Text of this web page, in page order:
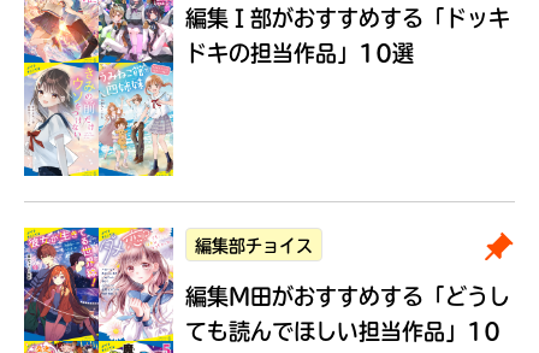
編集Ｉ部がおすすめする 「ドッキ
ドキの担当作品」10選
編集部チョイス
編集M田がおすすめする 「どうし
ても読んでほしい担当作品」10